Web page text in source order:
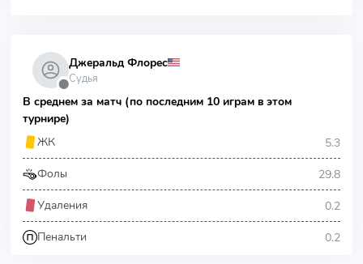
⬤
Джеральд Флорес
Судья
В среднем за матч (по последним 10 играм в этом
турнире)
ЖК
5.3
Фолы 29.8
Удаления 0.2
Пенальти 0.2